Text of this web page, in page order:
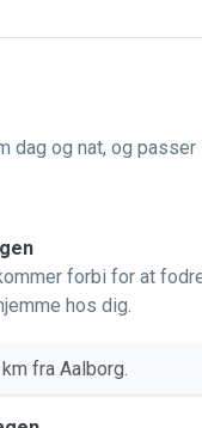
dag og nat, og passer
forbi for at
hos dig.
fra Aalborg.